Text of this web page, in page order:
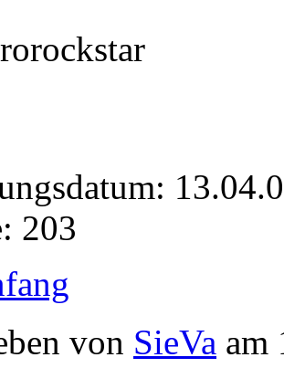
203
von SieVa am